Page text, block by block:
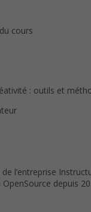
cours
: outils et
l’entreprise
depuis